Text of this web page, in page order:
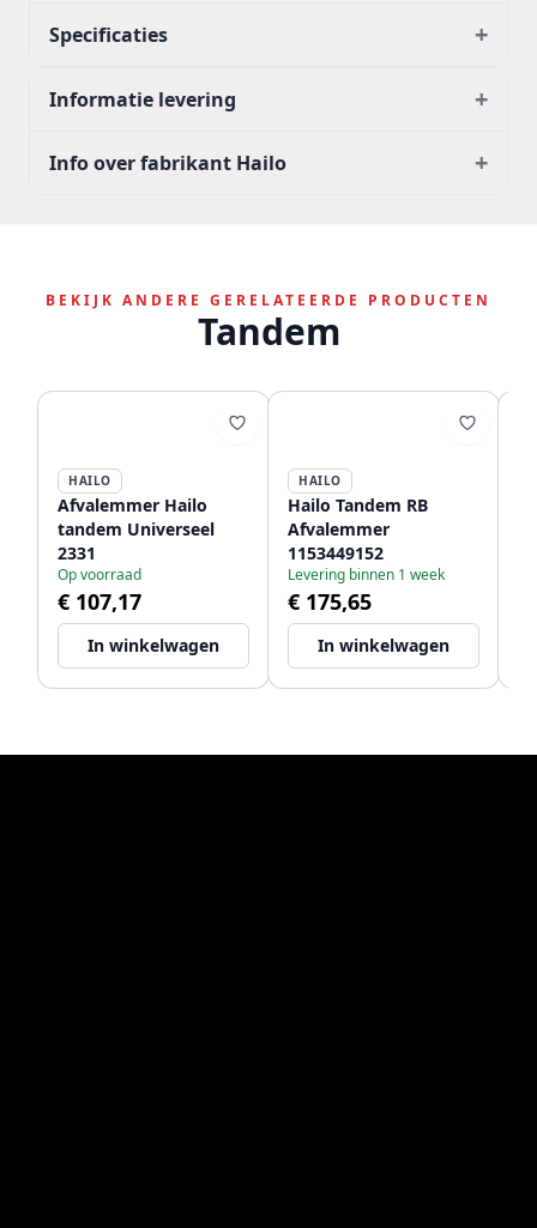
Specificaties +
Informatie levering +
Info over fabrikant Hailo +
BEKIJK ANDERE GERELATEERDE PRODUCTEN
Tandem
HAILO
Afvalemmer Hailo
tandem Universeel
2331
Op voorraad
€ 107,17
In winkelwagen
HAILO
Hailo Tandem RB
Afvalemmer
1153449152
Levering binnen 1 week
€ 175,65
In winkelwagen